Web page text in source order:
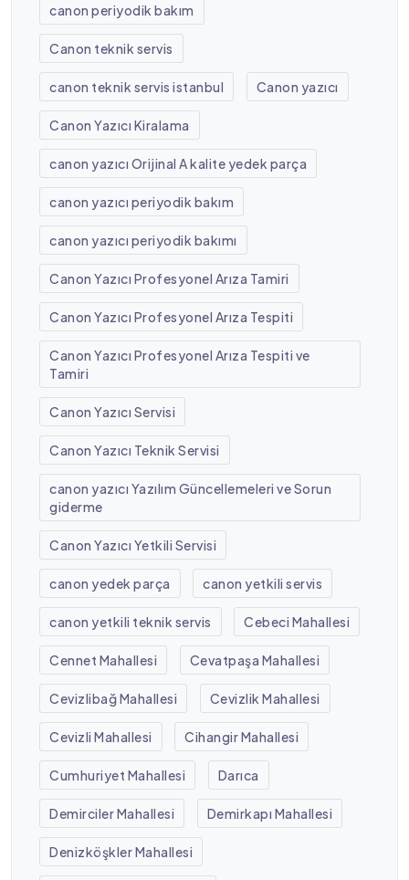
canon periyodik bakım
Canon teknik servis
canon teknik servis istanbul Canon yazıcı
Canon Yazıcı Kiralama
canon yazıcı Orijinal A kalite yedek parça
canon yazıcı periyodik bakım
canon yazıcı periyodik bakımı
Canon Yazıcı Profesyonel Arıza Tamiri
Canon Yazıcı Profesyonel Arıza Tespiti
Canon Yazıcı Profesyonel Arıza Tespiti ve
Tamiri
Canon Yazıcı Servisi
Canon Yazıcı Teknik Servisi
canon yazıcı Yazılım Güncellemeleri ve Sorun
giderme
Canon Yazıcı Yetkili Servisi
canon yedek parça canon yetkili servis
canon yetkili teknik servis Cebeci Mahallesi
Cennet Mahallesi Cevatpaşa Mahallesi
Cevizlibağ Mahallesi Cevizlik Mahallesi
Cevizli Mahallesi Cihangir Mahallesi
Cumhuriyet Mahallesi Darıca
Demirciler Mahallesi Demirkapı Mahallesi
Denizköşkler Mahallesi